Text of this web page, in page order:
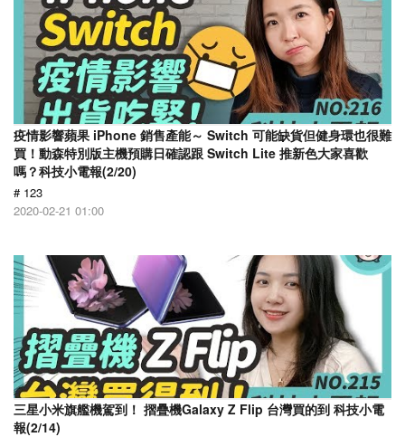
疫情影響蘋果 iPhone 銷售產能～ Switch 可能缺貨但健身環也很難
買！動森特別版主機預購日確認跟 Switch Lite 推新色大家喜歡
嗎？科技小電報(2/20)
# 123
2020-02-21 01:00
三星小米旗艦機駕到！ 摺疊機Galaxy Z Flip 台灣買的到 科技小電
報(2/14)